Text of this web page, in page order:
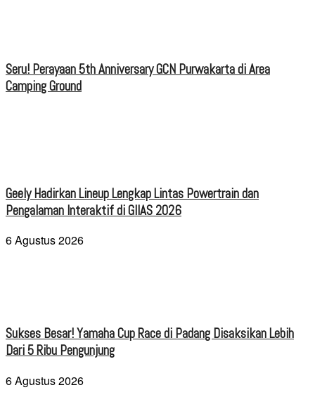
Seru! Perayaan 5th Anniversary GCN Purwakarta di Area
Camping Ground
Geely Hadirkan Lineup Lengkap Lintas Powertrain dan
Pengalaman Interaktif di GIIAS 2026
6 Agustus 2026
Sukses Besar! Yamaha Cup Race di Padang Disaksikan Lebih
Dari 5 Ribu Pengunjung
6 Agustus 2026